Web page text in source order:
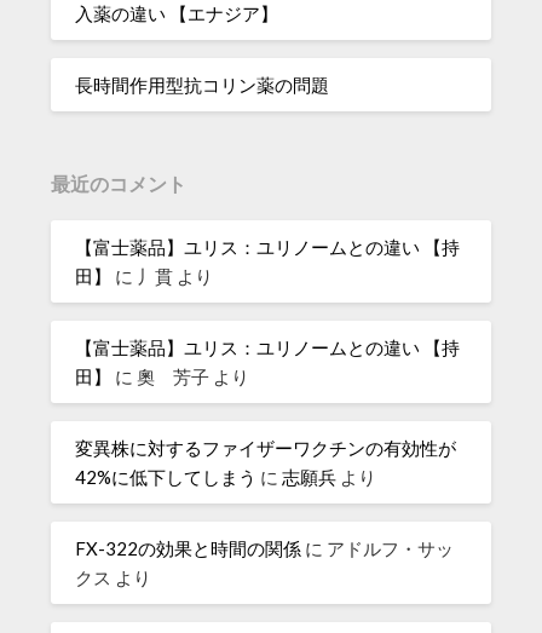
入薬の違い 【エナジア】
長時間作用型抗コリン薬の問題
最近のコメント
【富士薬品】ユリス：ユリノームとの違い 【持
田】
に 丿貫 より
【富士薬品】ユリス：ユリノームとの違い 【持
田】
に奧 芳子 より
変異株に対するファイザーワクチンの有効性が
42%に低下してしまう に志願兵 より
FX-322の効果と時間の関係 に アドルフ・サッ
クス より